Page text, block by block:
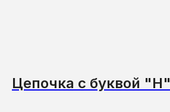
Цепочка с буквой "Н"